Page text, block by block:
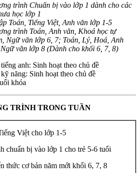
trình Chuẩn bị vào lớp 1 dành cho các
học lớp 1
Toán, Tiếng Việt, Anh văn lớp 1-5
trình Toán, Anh văn, Khoá học tự
Ngữ văn lớp 6, 7; Toán, Lý, Hoá, Anh
văn lớp 8 (Dành cho khối 6, 7, 8)
anh: Sinh hoạt theo chủ đề
năng: Sinh hoạt theo chủ đề
khóa
TRÌNH TRONG TUẦN
Việt cho lớp 1-5
chuẩn bị vào lớp 1 cho trẻ 5-6 tuổi
thức cơ bản năm mới khối 6, 7, 8